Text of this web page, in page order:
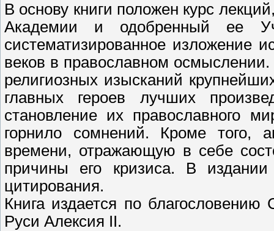
В основу книги положен курс
Академии и одобренный ее
систематизированное изложение
веков в православном
религиозных изысканий
главных героев лучших
становление их православного
горнило сомнений. Кроме того,
времени, отражающую в себе
причины его кризиса. В
цитирования.
Книга издается по
Руси Алексия II.